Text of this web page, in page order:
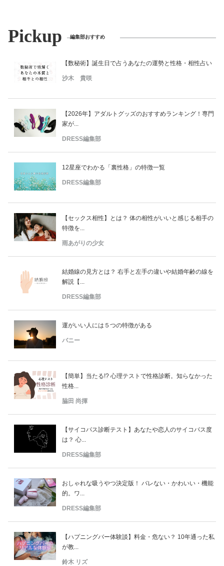
Pickup 編集部おすすめ
【数秘術】誕生日で占うあなたの運勢と性格・相性占い
沙木 貴咲
【2026年】アダルトグッズのおすすめランキング！専門
家が...
DRESS編集部
12星座でわかる「裏性格」の特徴一覧
DRESS編集部
【セックス相性】とは？ 体の相性がいいと感じる相手の
特徴を...
雨あがりの少女
結婚線の見方とは？ 右手と左手の違いや結婚年齢の線を
解説【...
DRESS編集部
運がいい人には５つの特徴がある
バニー
【簡単】当たる!? 心理テストで性格診断。知らなかった
性格...
脇田 尚揮
【サイコパス診断テスト】あなたや恋人のサイコパス度
は？ 心...
DRESS編集部
おしゃれな吸うやつ決定版！ バレない・かわいい・機能
的。ワ...
DRESS編集部
【ハプニングバー体験談】料金・危ない？ 10年通った私
が教...
鈴木 リズ